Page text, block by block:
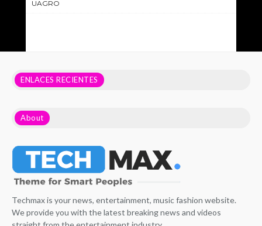
UAGRO
ENLACES RECIENTES
About
Techmax is your news, entertainment, music fashion website.
We provide you with the latest breaking news and videos